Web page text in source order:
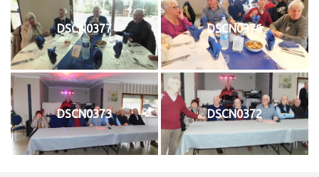
DSCN0377 DSCN0376
DSCN0373 DSCN0372